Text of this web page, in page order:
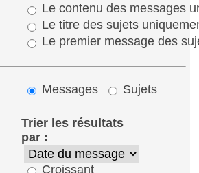
Le contenu des messages
Le titre des sujets
Le premier message des
Messages Sujets
Trier les résultats
par :
Croissant